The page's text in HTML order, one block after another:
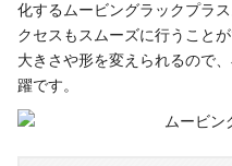
化するムービングラックプラ
クセスもスムーズに行うこと
大きさや形を変えられるので
躍です。